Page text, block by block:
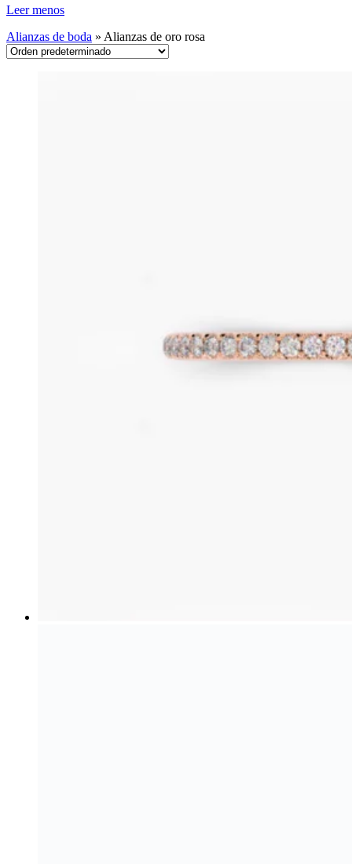
Leer menos
Alianzas de boda » Alianzas de oro rosa